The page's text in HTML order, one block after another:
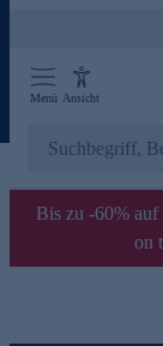
Menü Ansicht
Bis zu -60%
on